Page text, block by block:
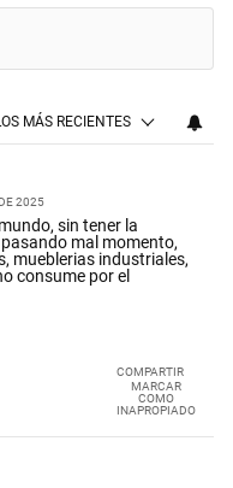
MÁS RECIENTES
2025
sin tener la
mal momento,
mueblerias industriales,
consume por el
COMPARTIR
MARCAR
COMO
INAPROPIADO